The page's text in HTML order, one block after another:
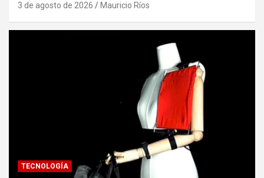
3 de agosto de 2026 Mauricio Ríos
TECNOLOGÍA